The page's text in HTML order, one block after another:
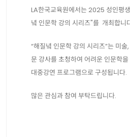
LA한국교육원에서는 2025 성인평
녘 인문학 강의 시리즈"를 개최합니
“해질녘 인문학 강의 시리즈”는 미
문 강사를 초청하여 어려운 인문학
대중강연 프로그램으로 구성됩니다.
많은 관심과 참여 부탁드립니다.